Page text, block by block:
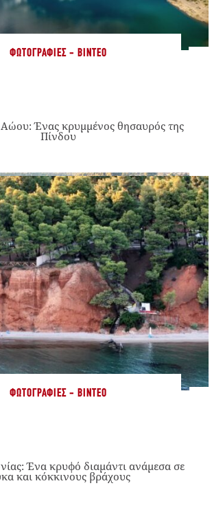
ΦΩΤΟΓΡΑΦΊΕΣ - ΒΊΝΤΕΟ
Ένας κρυμμένος θησαυρός της
Πίνδου
ΦΩΤΟΓΡΑΦΊΕΣ - ΒΊΝΤΕΟ
Ένα κρυφό διαμάντι ανάμεσα σε
και κόκκινους βράχους